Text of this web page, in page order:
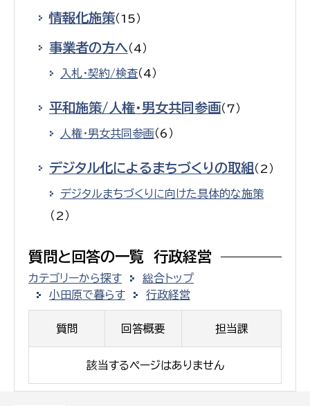
情報化施策（15）
事業者の方へ （4）
入札・契約/検査（4）
平和施策/人権・男女共同参画（7）
人権・男女共同参画（6）
デジタル化によるまちづくりの取組 （2）
デジタルまちづくりに向けた具体的な施策
（2）
質問と回答の一覧 行政経営
カテゴリーから探す
総合トップ
小田原で暮らす
行政経営
質問 回答概要 担当課
該当するページはありません